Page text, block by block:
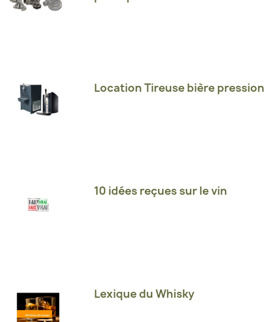
Location Tireuse bière pression
10 idées reçues sur le vin
Lexique du Whisky